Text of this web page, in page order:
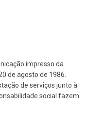
impresso da
de agosto de 1986.
de serviços junto à
social fazem